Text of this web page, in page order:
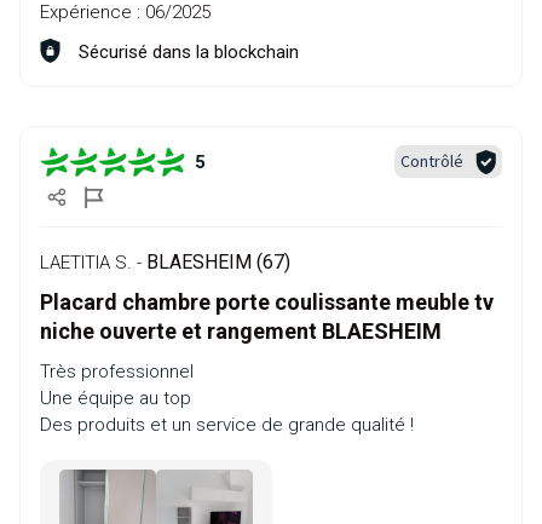
Expérience : 06/2025
Sécurisé dans la blockchain
5 Contrôlé
LAETITIA S. - BLAESHEIM (67)
Placard chambre porte coulissante meuble tv
niche ouverte et rangement BLAESHEIM
Très professionnel
Une équipe au top
Des produits et un service de grande qualité !